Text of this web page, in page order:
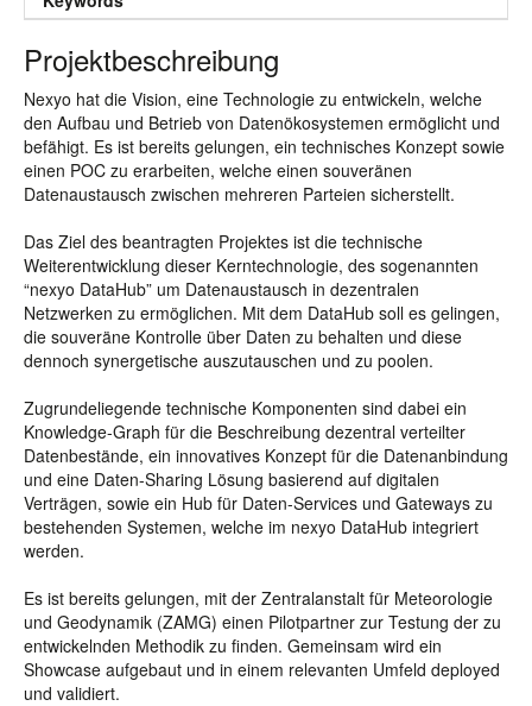
Projektbeschreibung
Nexyo hat die Vision, eine Technologie zu entwickeln, welche
den Aufbau und Betrieb von Datenökosystemen ermöglicht und
befähigt. Es ist bereits gelungen, ein technisches Konzept sowie
einen POC zu erarbeiten, welche einen souveränen
Datenaustausch zwischen mehreren Parteien sicherstellt.
Das Ziel des beantragten Projektes ist die technische
Weiterentwicklung dieser Kerntechnologie, des sogenannten
“nexyo DataHub” um Datenaustausch in dezentralen
Netzwerken zu ermöglichen. Mit dem DataHub soll es gelingen,
die souveräne Kontrolle über Daten zu behalten und diese
dennoch synergetische auszutauschen und zu poolen.
Zugrundeliegende technische Komponenten sind dabei ein
Knowledge-Graph für die Beschreibung dezentral verteilter
Datenbestände, ein innovatives Konzept für die Datenanbindung
und eine Daten-Sharing Lösung basierend auf digitalen
Verträgen, sowie ein Hub für Daten-Services und Gateways zu
bestehenden Systemen, welche im nexyo DataHub integriert
werden.
Es ist bereits gelungen, mit der Zentralanstalt für Meteorologie
und Geodynamik (ZAMG) einen Pilotpartner zur Testung der zu
entwickelnden Methodik zu finden. Gemeinsam wird ein
Showcase aufgebaut und in einem relevanten Umfeld deployed
und validiert.